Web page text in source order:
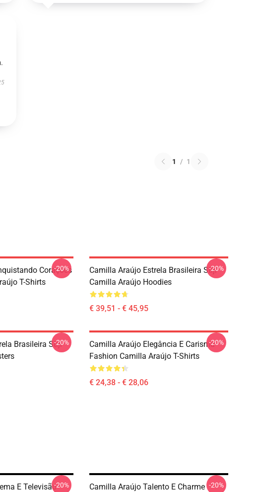
1 / 1
Corações
T-Shirts
-20%
Camilla Araújo Estrela Brasileira Stijl
Camilla Araújo Hoodies
€ 39,51 - € 45,95
-20%
Brasileira Stijl-20%
Camilla Araújo Elegância E Carisma
Fashion Camilla Araújo T-Shirts
€ 24,38 - € 28,06
-20%
E Televisão-20%
Camilla Araújo Talento E Charme -20%